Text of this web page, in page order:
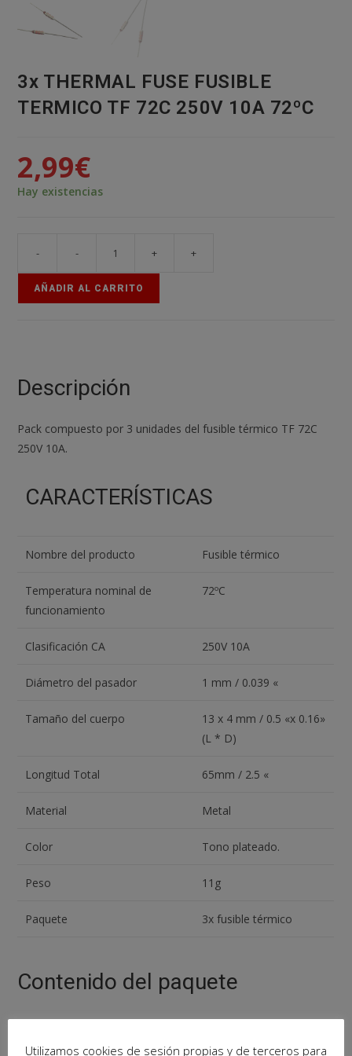
3x THERMAL FUSE FUSIBLE
TERMICO TF 72C 250V 10A 72ºC
2,99€
Hay existencias
- - + +
AÑADIR AL CARRITO
Descripción
Pack compuesto por 3 unidades del fusible térmico TF 72C
250V 10A.
CARACTERÍSTICAS
Nombre del producto Fusible térmico
Temperatura nominal de
funcionamiento
72ºC
Clasificación CA 250V 10A
Diámetro del pasador 1 mm / 0.039 «
Tamaño del cuerpo
13 x 4 mm / 0.5 «x 0.16»
(L * D)
Longitud Total 65mm / 2.5 «
Material Metal
Color Tono plateado.
Peso 11g
Paquete 3x fusible térmico
Contenido del paquete
3xFUSIBLE TERMICO TF 72C 250V 10A
Utilizamos cookies de sesión propias y de terceros para